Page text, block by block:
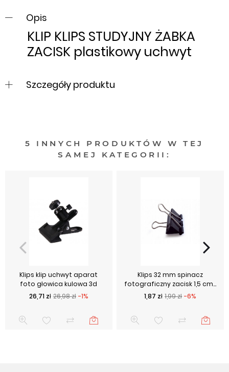
Opis
KLIP KLIPS STUDYJNY ŻABKA
ZACISK plastikowy uchwyt
Szczegóły produktu
5 INNYCH PRODUKTÓW W TEJ
SAMEJ KATEGORII:
Klips klip uchwyt aparat
foto głowica kulowa 3d
Cena podstawowa
26,98 zł -1%
Cena
26,71 zł
Klips 32 mm spinacz
fotograficzny zacisk 1,5 cm...
Cena podstawowa
1,99 zł -6%
Cena
1,87 zł